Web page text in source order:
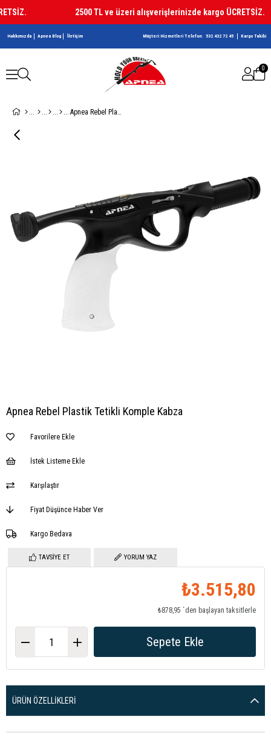
2500 TL ve üzeri alışverişlerinizde kargo ÜCRETSİZ.
Hakkımızda Apnea Blog İletişim Müşteri Hizmetleri Telefon: 532 432 72 45 Kargo Takibi
0
Apnea Rebel Plastik Tetikli Komple Kabza
Apnea Rebel Plastik Tetikli Komple Kabza
Favorilere Ekle
İstek Listeme Ekle
Karşılaştır
Fiyat Düşünce Haber Ver
Kargo Bedava
TAVSIYE ET YORUM YAZ
₺3.515,80
₺878,95 `den başlayan taksitlerle
ÜRÜN ÖZELLIKLERI